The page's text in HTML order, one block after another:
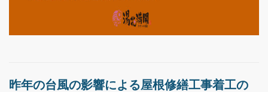
昨年の台風の影響による屋根修繕工事着工の